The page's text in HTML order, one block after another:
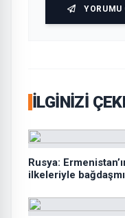
YORUMU
İLGINIZI
Rusya:
ilkeleriyle